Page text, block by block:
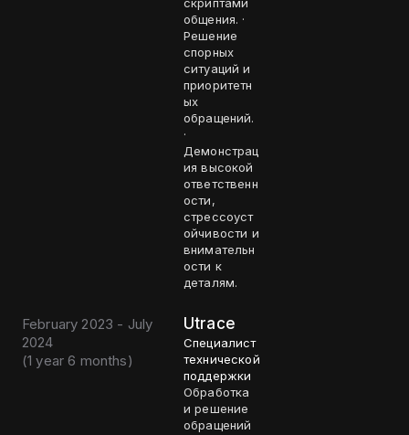
общения. ·
Решение
спорных
ситуаций и
приоритетн
ых
обращений.
·
Демонстрац
ия высокой
ответственн
ости,
стрессоуст
ойчивости и
внимательн
ости к
деталям.
February 2023 - July
2024
(1 year 6 months)
Utrace
Специалист
технической
поддержки
Обработка
и решение
обращений